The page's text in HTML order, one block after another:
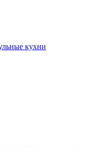
кухни